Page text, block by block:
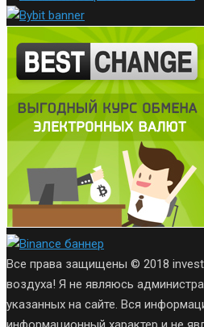
Все права защищены © 2018
воздуха! Я не являюсь
указанных на сайте. Вся